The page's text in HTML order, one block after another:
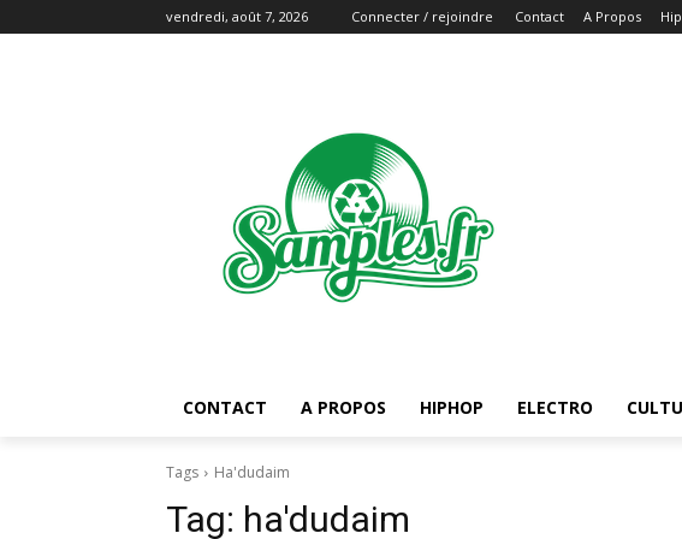
vendredi, août 7, 2026 Connecter / rejoindre Contact A Propos
CONTACT A PROPOS HIPHOP ELECTRO
Tags Ha'dudaim
Tag: ha'dudaim